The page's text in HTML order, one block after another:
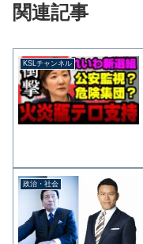
関連記事
KSLチャンネル
政治・社会